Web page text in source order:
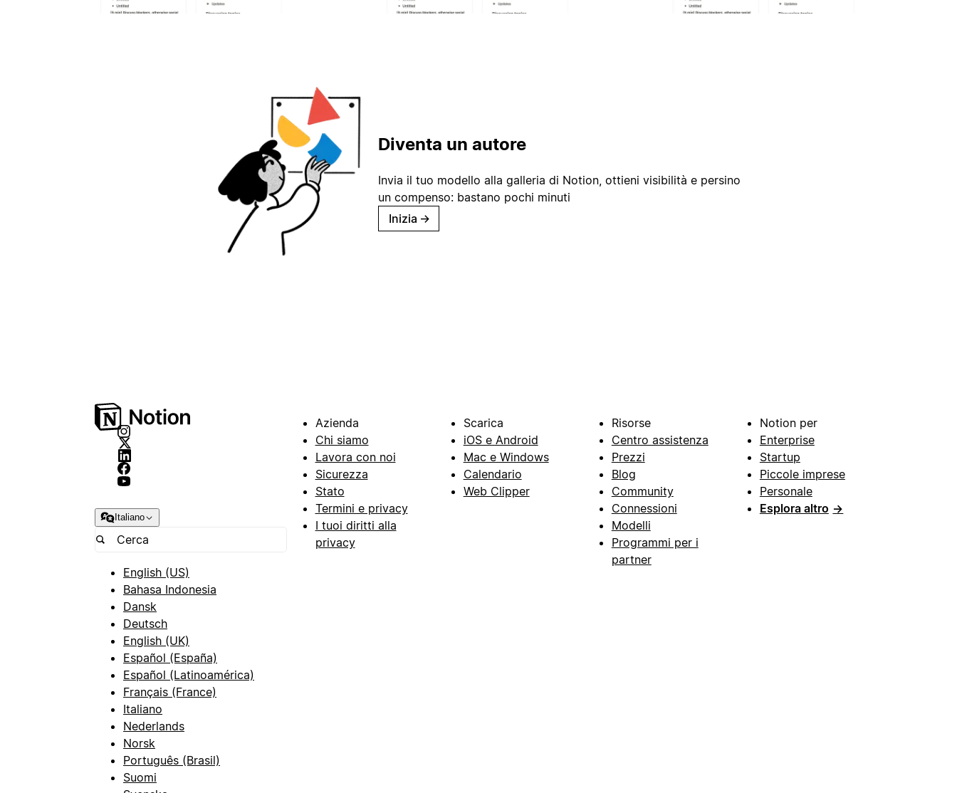
Diventa un autore
Invia il tuo modello alla galleria di Notion, ottieni visibilità e persino
un compenso: bastano pochi minuti
Inizia →
Italiano
English (US)
Bahasa Indonesia
Dansk
Deutsch
English (UK)
Español (España)
Español (Latinoamérica)
Français (France)
Italiano
Nederlands
Norsk
Português (Brasil)
Suomi
Azienda
Chi siamo
Lavora con noi
Sicurezza
Stato
Termini e privacy
I tuoi diritti alla
privacy
Scarica
iOS e Android
Mac e Windows
Calendario
Web Clipper
Risorse
Centro assistenza
Prezzi
Blog
Community
Connessioni
Modelli
Programmi per i
partner
Notion per
Enterprise
Startup
Piccole imprese
Personale
Esplora altro →